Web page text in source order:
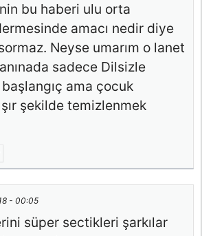
bu haberi ulu orta
amacı nedir diye
Neyse umarım o lanet
sadece Dilsizle
başlangıç ama çocuk
şekilde temizlenmek
- 00:05
süper sectikleri şarkılar